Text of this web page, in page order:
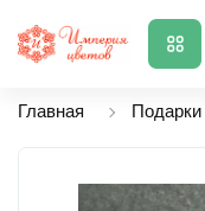
Главная Подарки